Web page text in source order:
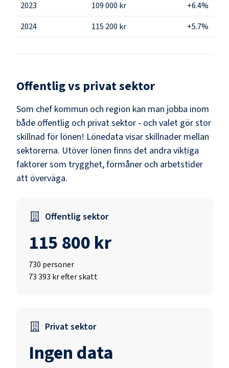
2023 109 000 kr
+6.4%
2024
115 200 kr +5.7%
Offentlig vs privat sektor
Som chef kommun och region kan man jobba inom
både offentlig och privat sektor - och valet gör stor
skillnad för lönen! Lönedata visar skillnader mellan
sektorerna. Utöver lönen finns det andra viktiga
faktorer som trygghet, förmåner och arbetstider
att överväga.
Offentlig sektor
115 800 kr
730 personer
73 393 kr efter skatt
Privat sektor
Ingen data